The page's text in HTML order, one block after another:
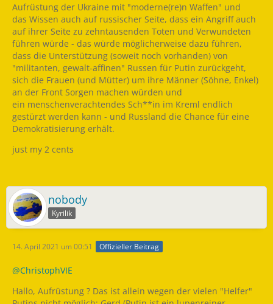
Aufrüstung der Ukraine mit "moderne(re)n Waffen" und
das Wissen auch auf russischer Seite, dass ein Angriff auch
auf ihrer Seite zu zehntausenden Toten und Verwundeten
führen würde - das würde möglicherweise dazu führen,
dass die Unterstützung (soweit noch vorhanden) von
"militanten, gewalt-affinen" Russen für Putin zurückgeht,
sich die Frauen (und Mütter) um ihre Männer (Söhne, Enkel)
an der Front Sorgen machen würden und
ein menschenverachtendes Sch**in im Kreml endlich
gestürzt werden kann - und Russland die Chance für eine
Demokratisierung erhält.
just my 2 cents
nobody
Kyrilik
14. April 2021 um 00:51 Offizieller Beitrag
@ChristophVIE
Hallo, Aufrüstung ? Das ist allein wegen der vielen "Helfer"